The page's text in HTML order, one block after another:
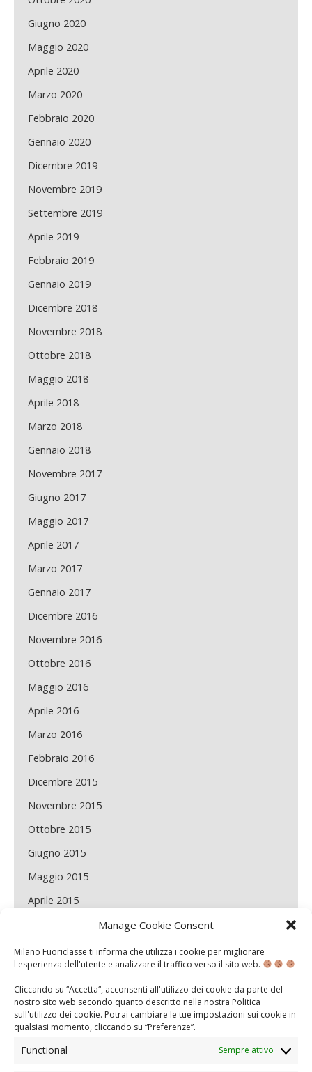
Manage Cookie Consent
Milano Fuoriclasse ti informa che utilizza i cookie per migliorare
l'esperienza dell'utente e analizzare il traffico verso il sito web.
Cliccando su “Accetta“, acconsenti all'utilizzo dei cookie da parte del
nostro sito web secondo quanto descritto nella nostra Politica
sull'utilizzo dei cookie. Potrai cambiare le tue impostazioni sui cookie in
qualsiasi momento, cliccando su “Preferenze”.
Functional Sempre attivo
Giugno 2020
Maggio 2020
Aprile 2020
Marzo 2020
Febbraio 2020
Gennaio 2020
Dicembre 2019
Novembre 2019
Settembre 2019
Aprile 2019
Febbraio 2019
Gennaio 2019
Dicembre 2018
Novembre 2018
Ottobre 2018
Maggio 2018
Aprile 2018
Marzo 2018
Gennaio 2018
Novembre 2017
Giugno 2017
Maggio 2017
Aprile 2017
Marzo 2017
Gennaio 2017
Dicembre 2016
Novembre 2016
Ottobre 2016
Maggio 2016
Aprile 2016
Marzo 2016
Febbraio 2016
Dicembre 2015
Novembre 2015
Ottobre 2015
Giugno 2015
Maggio 2015
Aprile 2015
Febbraio 2015
Gennaio 2015
Dicembre 2014
Novembre 2014